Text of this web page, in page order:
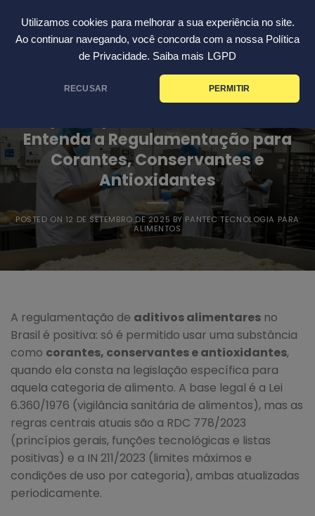
Utilizamos cookies para melhorar a sua experiência no site.
Ao continuar navegando, você concorda com a nossa Política
de Privacidade. Saiba mais LGPD
RECUSAR PERMITIR
content
BLOG
Entenda a Regulamentação para
Corantes, Conservantes e
Antioxidantes
POSTED ON 12 DE SETEMBRO DE 2025 BY PANTEC TECNOLOGIA PARA
ALIMENTOS
A regulamentação de aditivos alimentares no
Brasil é positiva: só é permitido usar uma substância
como corantes, conservantes e antioxidantes,
quando ela consta na legislação específica para
aquela categoria de alimento. A base legal é a Lei
6.360/1976 (vigilância sanitária de alimentos), mas as
regras centrais atuais são a RDC 778/2023
(princípios gerais, funções tecnológicas e listas
positivas) e a IN 211/2023 (limites máximos e
condições de uso por categoria), ambas atualizadas
periodicamente.